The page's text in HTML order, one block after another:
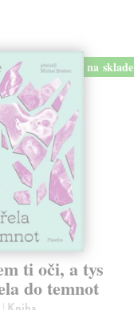
na sklade
ti oči, a tys
do temnot